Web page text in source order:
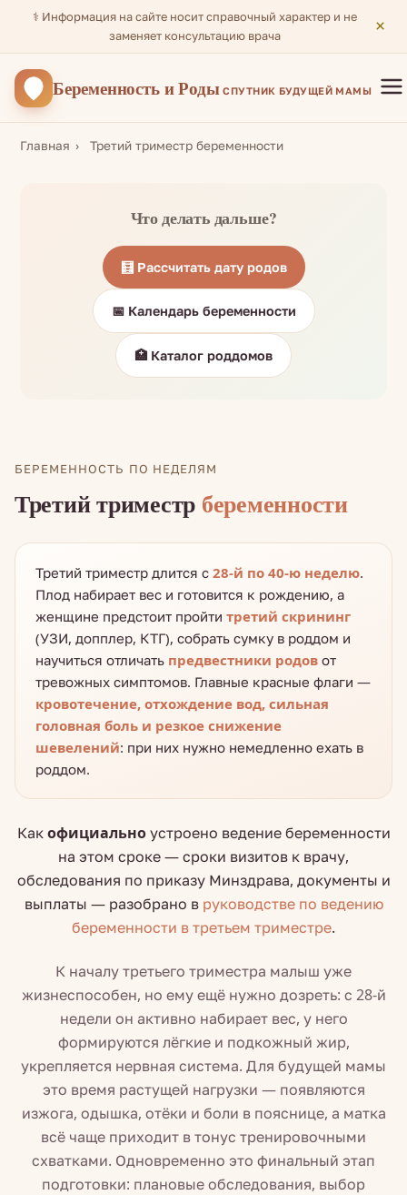
⚕️ Информация на сайте носит справочный характер и не
заменяет консультацию врача
×
Беременностьи Роды СПУТНИК БУДУЩЕЙ МАМЫ
Главная Третий триместр беременности
Что делать дальше?
🧮 Рассчитать дату родов
📅 Календарь беременности
🏥 Каталог роддомов
БЕРЕМЕННОСТЬ ПО НЕДЕЛЯМ
Третий триместр беременности
Третий триместр длится с 28-й по 40-ю неделю.
Плод набирает вес и готовится к рождению, а
женщине предстоит пройти третий скрининг
(УЗИ, допплер, КТГ), собрать сумку в роддом и
научиться отличать предвестники родов от
тревожных симптомов. Главные красные флаги —
кровотечение, отхождение вод, сильная
головная боль и резкое снижение
шевелений: при них нужно немедленно ехать в
роддом.
Какофициальноустроено ведение беременности
на этом сроке — сроки визитов к врачу,
обследования по приказу Минздрава, документы и
выплаты — разобрано в руководстве по ведению
беременности в третьем триместре.
К началу третьего триместра малыш уже
жизнеспособен, но ему ещё нужно дозреть: с 28-й
недели он активно набирает вес, у него
формируются лёгкие и подкожный жир,
укрепляется нервная система. Для будущей мамы
это время растущей нагрузки — появляются
изжога, одышка, отёки и боли в пояснице, а матка
всё чаще приходит в тонус тренировочными
схватками. Одновременно это финальный этап
подготовки: плановые обследования, выбор